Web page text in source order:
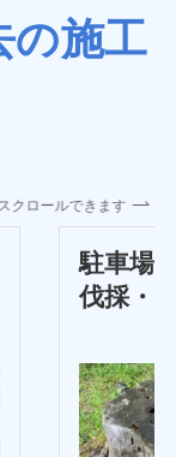
の施工
クロールできます
駐車場
伐採・